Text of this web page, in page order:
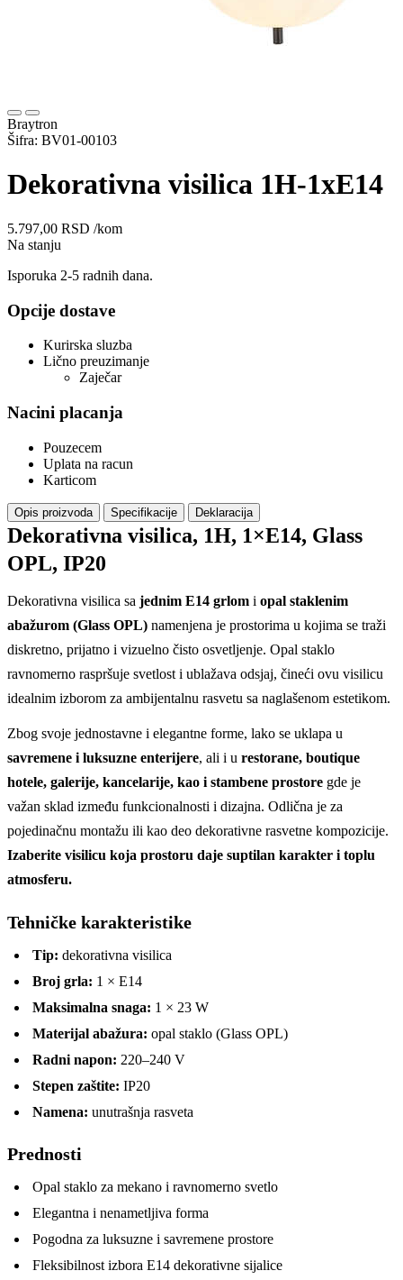
Braytron
Šifra: BV01-00103
Dekorativna visilica 1H-1xE14
5.797,00 RSD /kom
Na stanju
Isporuka 2-5 radnih dana.
Opcije dostave
Kurirska sluzba
Lično preuzimanje
Zaječar
Nacini placanja
Pouzecem
Uplata na racun
Karticom
Opis proizvoda Specifikacije Deklaracija
Dekorativna visilica, 1H, 1×E14, Glass
OPL, IP20
Dekorativna visilica sa jednim E14 grlom i opal staklenim
abažurom (Glass OPL) namenjena je prostorima u kojima se traži
diskretno, prijatno i vizuelno čisto osvetljenje. Opal staklo
ravnomerno raspršuje svetlost i ublažava odsjaj, čineći ovu visilicu
idealnim izborom za ambijentalnu rasvetu sa naglašenom estetikom.
Zbog svoje jednostavne i elegantne forme, lako se uklapa u
savremene i luksuzne enterijere, ali i u restorane, boutique
hotele, galerije, kancelarije, kao i stambene prostore gde je
važan sklad između funkcionalnosti i dizajna. Odlična je za
pojedinačnu montažu ili kao deo dekorativne rasvetne kompozicije.
Izaberite visilicu koja prostoru daje suptilan karakter i toplu
atmosferu.
Tehničke karakteristike
Tip: dekorativna visilica
Broj grla: 1 × E14
Maksimalna snaga: 1 × 23 W
Materijal abažura: opal staklo (Glass OPL)
Radni napon: 220–240 V
Stepen zaštite: IP20
Namena: unutrašnja rasveta
Prednosti
Opal staklo za mekano i ravnomerno svetlo
Elegantna i nenametljiva forma
Pogodna za luksuzne i savremene prostore
Fleksibilnost izbora E14 dekorativne sijalice